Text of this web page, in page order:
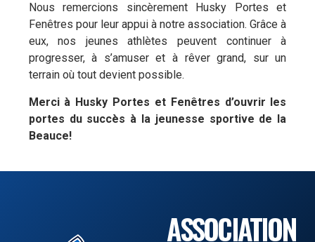
Nous remercions sincèrement Husky Portes et
Fenêtres pour leur appui à notre association. Grâce à
eux, nos jeunes athlètes peuvent continuer à
progresser, à s’amuser et à rêver grand, sur un
terrain où tout devient possible.
Merci à Husky Portes et Fenêtres d’ouvrir les
portes du succès à la jeunesse sportive de la
Beauce!
ASSOCIATION